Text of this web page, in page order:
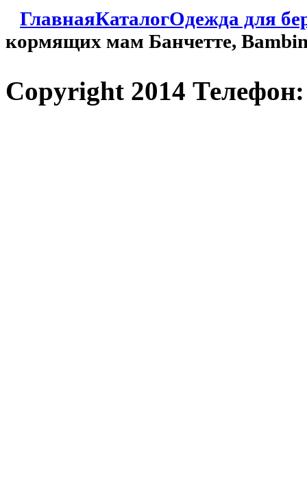
ГлавнаяКаталогОдежда для
кормящих мам Банчетте,
Copyright 2014 Телефон: